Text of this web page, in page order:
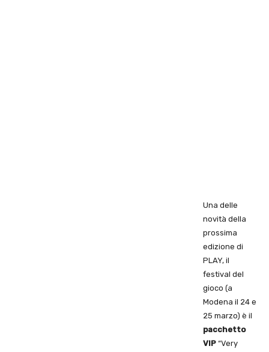
Una delle
novità della
prossima
edizione di
PLAY, il
festival del
gioco (a
Modena il 24 e
25 marzo) è il
pacchetto
VIP “Very